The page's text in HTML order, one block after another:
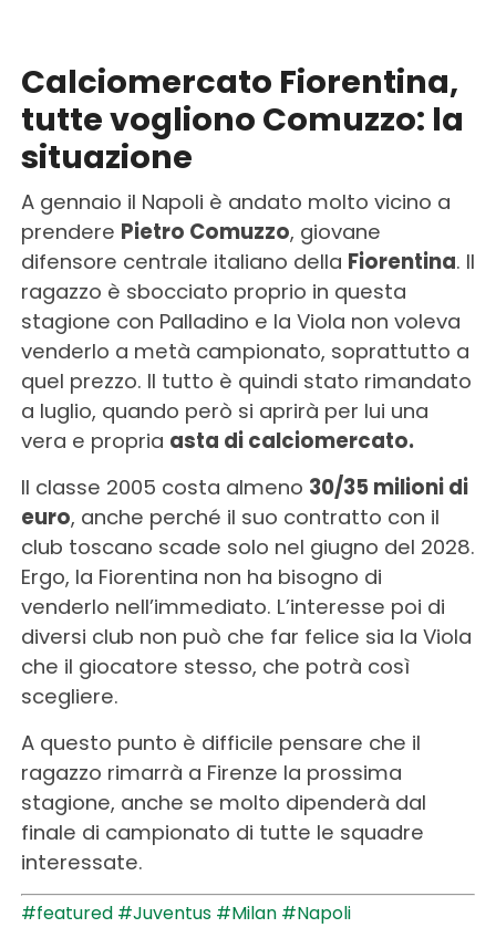
Calciomercato Fiorentina,
tutte vogliono Comuzzo: la
situazione
A gennaio il Napoli è andato molto vicino a
prendere Pietro Comuzzo, giovane
difensore centrale italiano della Fiorentina. Il
ragazzo è sbocciato proprio in questa
stagione con Palladino e la Viola non voleva
venderlo a metà campionato, soprattutto a
quel prezzo. Il tutto è quindi stato rimandato
a luglio, quando però si aprirà per lui una
vera e propria asta di calciomercato.
Il classe 2005 costa almeno 30/35 milioni di
euro, anche perché il suo contratto con il
club toscano scade solo nel giugno del 2028.
Ergo, la Fiorentina non ha bisogno di
venderlo nell’immediato. L’interesse poi di
diversi club non può che far felice sia la Viola
che il giocatore stesso, che potrà così
scegliere.
A questo punto è difficile pensare che il
ragazzo rimarrà a Firenze la prossima
stagione, anche se molto dipenderà dal
finale di campionato di tutte le squadre
interessate.
#featured #Juventus #Milan #Napoli